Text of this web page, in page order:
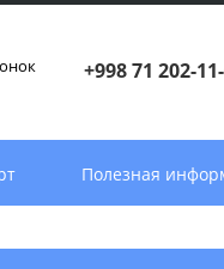
+998 71 202-
Полезная